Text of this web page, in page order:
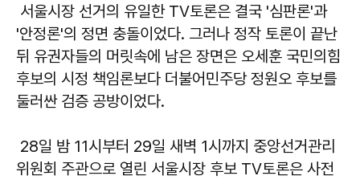
서울시장 선거의 유일한 TV토론은 결국 '심판론'과
'안정론'의 정면 충돌이었다. 그러나 정작 토론이 끝난
뒤 유권자들의 머릿속에 남은 장면은 오세훈 국민의힘
후보의 시정 책임론보다 더불어민주당 정원오 후보를
둘러싼 검증 공방이었다.
28일 밤 11시부터 29일 새벽 1시까지 중앙선거관리
위원회 주관으로 열린 서울시장 후보 TV토론은 사전